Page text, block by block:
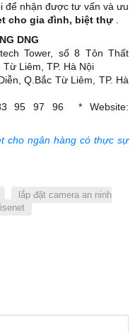
để nhận được tư vấn và ưu
cho gia đình, biệt thự.
DNG
Tower, số 8 Tôn Thất
Liêm, TP. Hà Nội
Q.Bắc Từ Liêm, TP. Hà
95 97 96 * Website:
cho ngân hàng có thực sự
lắp đặt camera an ninh